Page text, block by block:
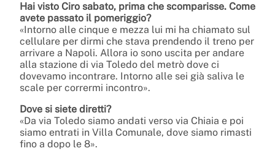
Hai visto Ciro sabato, prima che scomparisse. Come
avete passato il pomeriggio?
«Intorno alle cinque e mezza lui mi ha chiamato sul
cellulare per dirmi che stava prendendo il treno per
arrivare a Napoli. Allora io sono uscita per andare
alla stazione di via Toledo del metrò dove ci
dovevamo incontrare. Intorno alle sei già saliva le
scale per corrermi incontro».
Dove si siete diretti?
«Da via Toledo siamo andati verso via Chiaia e poi
siamo entrati in Villa Comunale, dove siamo rimasti
fino a dopo le 8».